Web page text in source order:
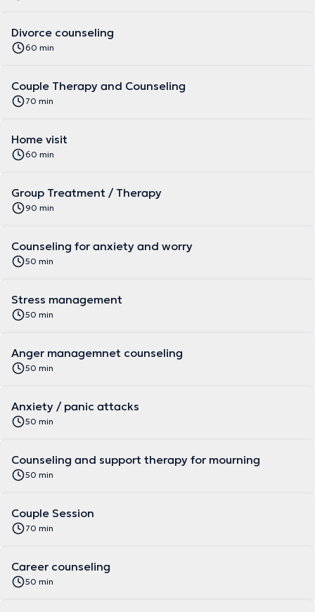
Divorce counseling
60 min
Couple Therapy and Counseling
70 min
Home visit
60 min
Group Treatment / Therapy
90 min
Counseling for anxiety and worry
50 min
Stress management
50 min
Anger managemnet counseling
50 min
Anxiety / panic attacks
50 min
Counseling and support therapy for mourning
50 min
Couple Session
70 min
Career counseling
50 min